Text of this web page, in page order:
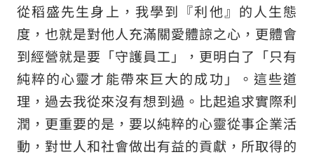
從稻盛先生身上，我學到『利他』的人生態
度，也就是對他人充滿關愛體諒之心，更體會
到經營就是要「守護員工」，更明白了「只有
純粹的心靈才能帶來巨大的成功」。這些道
理，過去我從來沒有想到過。比起追求實際利
潤，更重要的是，要以純粹的心靈從事企業活
動，對世人和社會做出有益的貢獻，所取得的